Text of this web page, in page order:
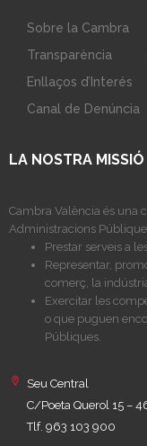
Sobre la Cambra
Transparència
Enllaços d’Interés
Canal de Denúncia
LA NOSTRA MISSIÓ
Cambra València és una
Administracions
Prestar serveis a
Representar,
comerç, la
Exercitar les
o que puguen
Públiques.
Seu Central
C/Poeta Querol 15 –
Tlf. 963 103 900